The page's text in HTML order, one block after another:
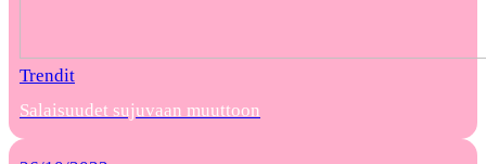
Trendit
Salaisuudet sujuvaan muuttoon